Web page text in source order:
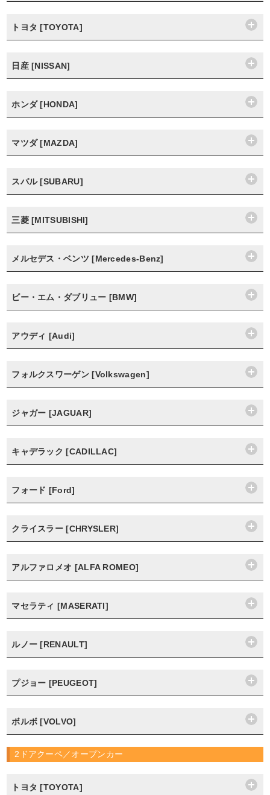
トヨタ [TOYOTA]
日産 [NISSAN]
ホンダ [HONDA]
マツダ [MAZDA]
スバル [SUBARU]
三菱 [MITSUBISHI]
メルセデス・ベンツ [Mercedes-Benz]
ビー・エム・ダブリュー [BMW]
アウディ [Audi]
フォルクスワーゲン [Volkswagen]
ジャガー [JAGUAR]
キャデラック [CADILLAC]
フォード [Ford]
クライスラー [CHRYSLER]
アルファロメオ [ALFA ROMEO]
マセラティ [MASERATI]
ルノー [RENAULT]
プジョー [PEUGEOT]
ボルボ [VOLVO]
2ドアクーペ／オープンカー
トヨタ [TOYOTA]